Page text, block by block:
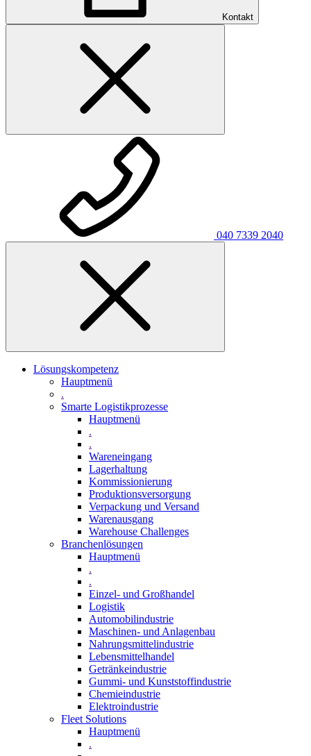
Kontakt
040 7339 2040
Lösungskompetenz
Hauptmenü
.
Smarte Logistikprozesse
Hauptmenü
.
.
Wareneingang
Lagerhaltung
Kommissionierung
Produktionsversorgung
Verpackung und Versand
Warenausgang
Warehouse Challenges
Branchenlösungen
Hauptmenü
.
.
Einzel- und Großhandel
Logistik
Automobilindustrie
Maschinen- und Anlagenbau
Nahrungsmittelindustrie
Lebensmittelhandel
Getränkeindustrie
Gummi­- und Kunststoffindustrie
Chemieindustrie
Elektroindustrie
Fleet Solutions
Hauptmenü
.